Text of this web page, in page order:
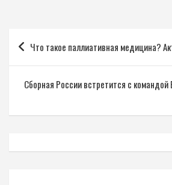
Навигация
по
записям
Что такое паллиативная медицина?
Сборная России встретится с командой